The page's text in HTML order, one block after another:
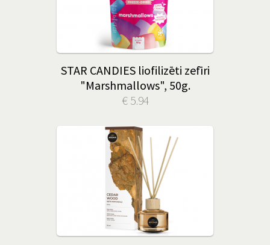
STAR CANDIES liofilizēti zefīri
"Marshmallows", 50g.
€ 5.94